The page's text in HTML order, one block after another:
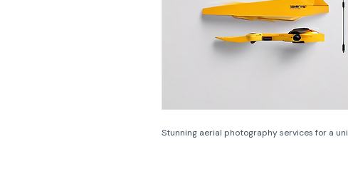
Stunning aerial photography services for a